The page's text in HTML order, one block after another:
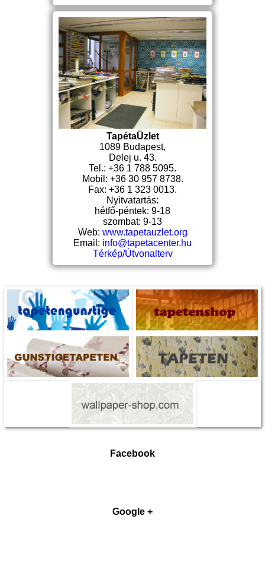
TapétaÜzlet
1089 Budapest,
Delej u. 43.
Tel.: +36 1 788 5095.
Mobil: +36 30 957 8738.
Fax: +36 1 323 0013.
Nyitvatartás:
hétfő-péntek: 9-18
szombat: 9-13
Web: www.tapetauzlet.org
Email: info@tapetacenter.hu
Térkép/Útvonalterv
Facebook
Google +